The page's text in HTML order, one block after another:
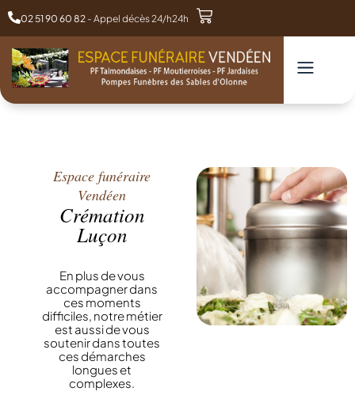
02 51 90 60 82 - Appel décès 24/h24h
Espace funéraire
Vendéen
Crémation
Luçon
En plus de vous
accompagner dans
ces moments
difficiles, notre métier
est aussi de vous
soutenir dans toutes
ces démarches
longues et
complexes.